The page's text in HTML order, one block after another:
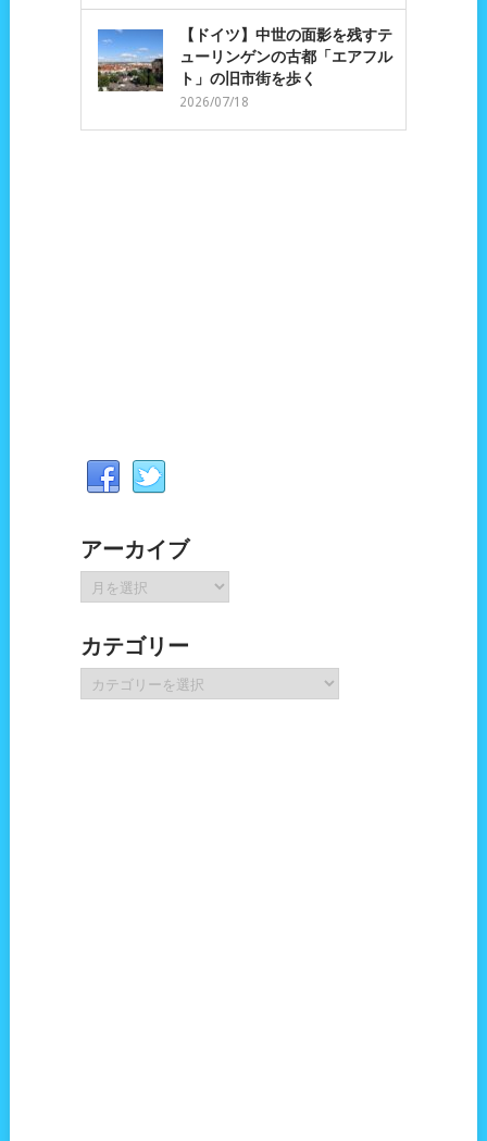
【ドイツ】中世の面影を残すテ
ューリンゲンの古都「エアフル
ト」の旧市街を歩く
2026/07/18
アーカイブ
ー
イ
ブ
カテゴリー
テ